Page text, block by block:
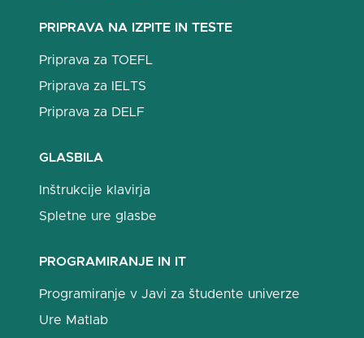
PRIPRAVA NA IZPITE IN TESTE
Priprava za TOEFL
Priprava za IELTS
Priprava za DELF
GLASBILA
Inštrukcije klavirja
Spletne ure glasbe
PROGRAMIRANJE IN IT
Programiranje v Javi za študente univerze
Ure Matlab